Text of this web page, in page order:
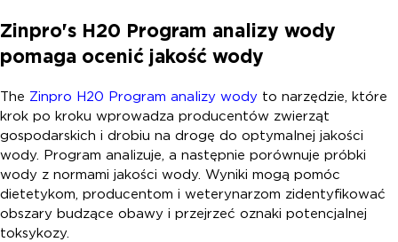
Zinpro's H20 Program analizy wody
pomaga ocenić jakość wody
The Zinpro H20 Program analizy wody to narzędzie, które
krok po kroku wprowadza producentów zwierząt
gospodarskich i drobiu na drogę do optymalnej jakości
wody. Program analizuje, a następnie porównuje próbki
wody z normami jakości wody. Wyniki mogą pomóc
dietetykom, producentom i weterynarzom zidentyfikować
obszary budzące obawy i przejrzeć oznaki potencjalnej
toksykozy.